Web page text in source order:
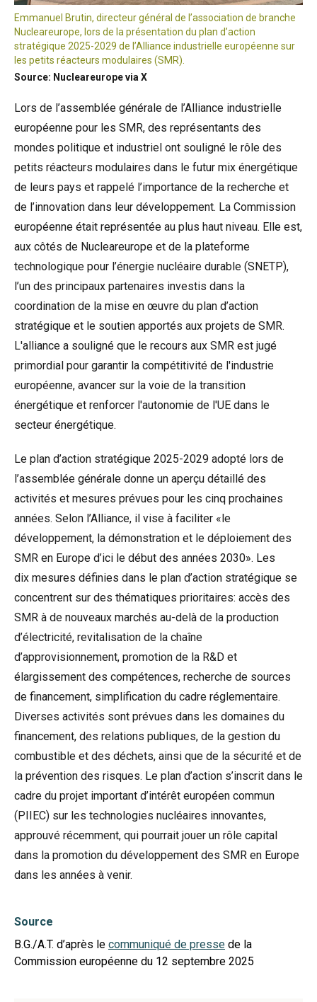
Emmanuel Brutin, directeur général de l’association de branche
Nucleareurope, lors de la présentation du plan d’action
stratégique 2025-2029 de l’Alliance industrielle européenne sur
les petits réacteurs modulaires (SMR).
Source: Nucleareurope via X
Lors de l’assemblée générale de l’Alliance industrielle
européenne pour les SMR, des représentants des
mondes politique et industriel ont souligné le rôle des
petits réacteurs modulaires dans le futur mix énergétique
de leurs pays et rappelé l’importance de la recherche et
de l’innovation dans leur développement. La Commission
européenne était représentée au plus haut niveau. Elle est,
aux côtés de Nucleareurope et de la plateforme
technologique pour l’énergie nucléaire durable (SNETP),
l’un des principaux partenaires investis dans la
coordination de la mise en œuvre du plan d’action
stratégique et le soutien apportés aux projets de SMR.
L'alliance a souligné que le recours aux SMR est jugé
primordial pour garantir la compétitivité de l'industrie
européenne, avancer sur la voie de la transition
énergétique et renforcer l'autonomie de l'UE dans le
secteur énergétique.
Le plan d’action stratégique 2025-2029 adopté lors de
l’assemblée générale donne un aperçu détaillé des
activités et mesures prévues pour les cinq prochaines
années. Selon l’Alliance, il vise à faciliter «le
développement, la démonstration et le déploiement des
SMR en Europe d’ici le début des années 2030». Les
dix mesures définies dans le plan d’action stratégique se
concentrent sur des thématiques prioritaires: accès des
SMR à de nouveaux marchés au-delà de la production
d’électricité, revitalisation de la chaîne
d’approvisionnement, promotion de la R&D et
élargissement des compétences, recherche de sources
de financement, simplification du cadre réglementaire.
Diverses activités sont prévues dans les domaines du
financement, des relations publiques, de la gestion du
combustible et des déchets, ainsi que de la sécurité et de
la prévention des risques. Le plan d’action s’inscrit dans le
cadre du projet important d’intérêt européen commun
(PIIEC) sur les technologies nucléaires innovantes,
approuvé récemment, qui pourrait jouer un rôle capital
dans la promotion du développement des SMR en Europe
dans les années à venir.
Source
B.G./A.T. d’après le communiqué de presse de la
Commission européenne du 12 septembre 2025